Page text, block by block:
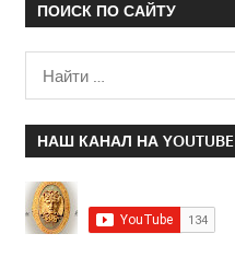
ПОИСК ПО САЙТУ
НАШ КАНАЛ НА YOUTUBE